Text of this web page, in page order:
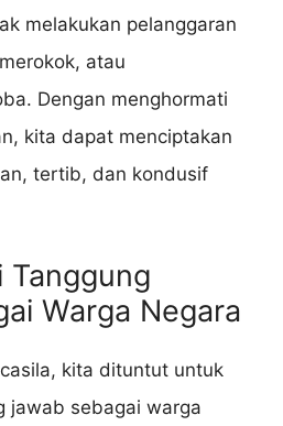
melakukan pelanggaran
atau
Dengan menghormati
kita dapat menciptakan
tertib, dan kondusif
Tanggung
Warga Negara
kita dituntut untuk
jawab sebagai warga